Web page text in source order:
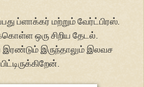
ப்ளாக்கர் மற்றும் வேர்ட்பிரஸ்.
ஒரு சிறிய தேடல்.
இருந்தாலும் இலவச